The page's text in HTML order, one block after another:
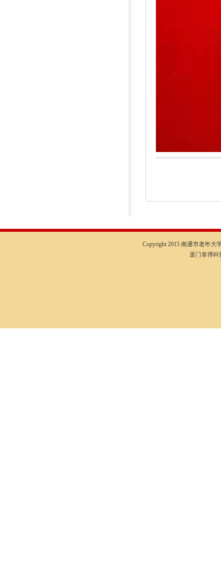
Copyright 2015 南通市老年大
厦门泰博